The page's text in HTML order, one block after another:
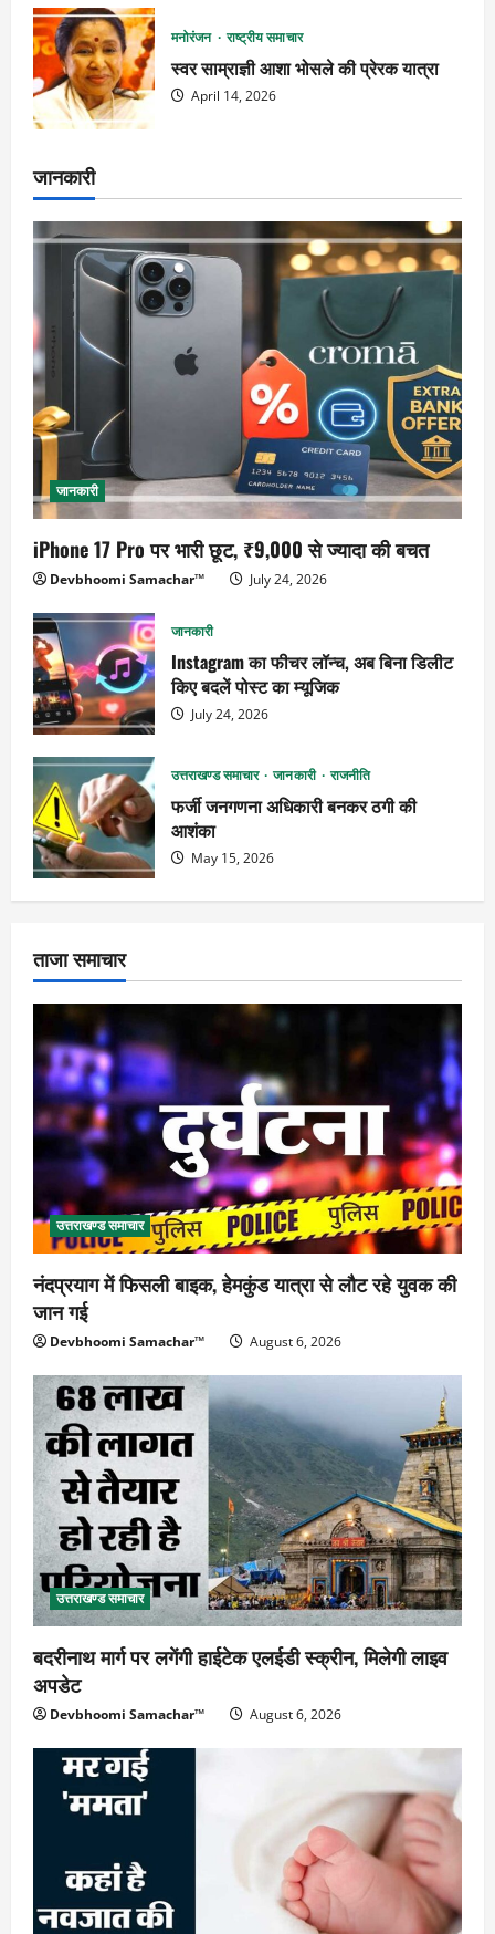
मनोरंजन राष्ट्रीय समाचार
स्वर साम्राज्ञी आशा भोसले की प्रेरक यात्रा
April 14, 2026
जानकारी
जानकारी
iPhone 17 Pro पर भारी छूट, ₹9,000 से ज्यादा की बचत
Devbhoomi Samachar™ July 24, 2026
जानकारी
Instagram का फीचर लॉन्च, अब बिना डिलीट
किए बदलें पोस्ट का म्यूजिक
July 24, 2026
उत्तराखण्ड समाचार जानकारी राजनीति
फर्जी जनगणना अधिकारी बनकर ठगी की
आशंका
May 15, 2026
ताजा समाचार
उत्तराखण्ड समाचार
नंदप्रयाग में फिसली बाइक, हेमकुंड यात्रा से लौट रहे युवक की
जान गई
Devbhoomi Samachar™ August 6, 2026
उत्तराखण्ड समाचार
बदरीनाथ मार्ग पर लगेंगी हाईटेक एलईडी स्क्रीन, मिलेगी लाइव
अपडेट
Devbhoomi Samachar™ August 6, 2026